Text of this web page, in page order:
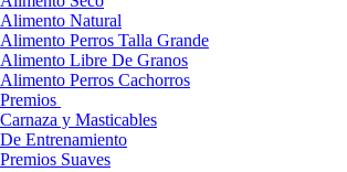
Alimento Natural
Alimento Perros Talla Grande
Alimento Libre De Granos
Alimento Perros Cachorros
Premios
Carnaza y Masticables
De Entrenamiento
Premios Suaves